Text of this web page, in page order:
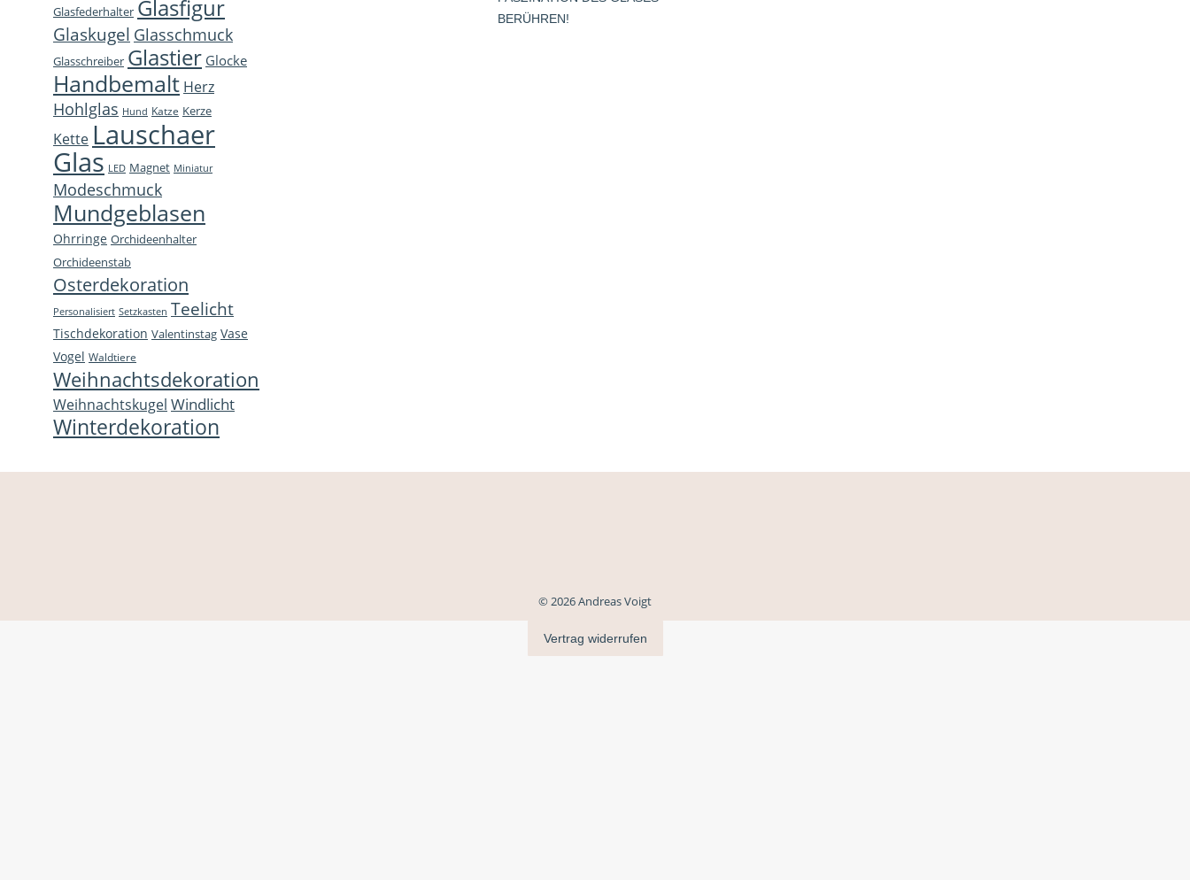
Glasfederhalter Glasfigur
Glaskugel Glasschmuck
Glasschreiber Glastier Glocke
Handbemalt Herz
Hohlglas Hund Katze Kerze
Kette Lauschaer
Glas LED Magnet Miniatur
Modeschmuck
Mundgeblasen
Ohrringe Orchideenhalter
Orchideenstab
Osterdekoration
Personalisiert Setzkasten Teelicht
Tischdekoration Valentinstag Vase
Vogel Waldtiere
Weihnachtsdekoration
Weihnachtskugel Windlicht
Winterdekoration
BERÜHREN!
© 2026 Andreas Voigt
Vertrag widerrufen